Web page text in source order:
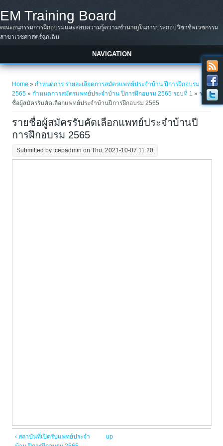
EM Training Board
คณะอนุกรรมการฝึกอบรมและสอบความรู้ความชำนาญในการประกอบวิชาชีพเวชกรรม
สาขาเวชศาสตร์ฉุกเฉิน
NAVIGATION
Home » กำหนดการ รายละเอียดการสมัครแพทย์ประจำบ้าน ปีการฝึกอบรม
2565 » กำหนดการสมัครแพทย์ประจำบ้าน ปีการฝึกอบรม 2565 รอบที่ 1 » ราย
ชื่อผู้สมัครรับคัดเลือกแพทย์ประจำบ้านปีการฝึกอบรม 2565
รายชื่อผู้สมัครรับคัดเลือกแพทย์ประจำบ้านปี
การฝึกอบรม 2565
Submitted bytcepadmin on Thu, 2021-10-07 11:20
‹ สถาบันที่เปิดรับแพทย์ประจำ
up